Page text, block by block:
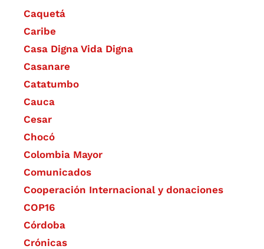
Caquetá
Caribe
Casa Digna Vida Digna
Casanare
Catatumbo
Cauca
Cesar
Chocó
Colombia Mayor
Comunicados
Cooperación Internacional y donaciones
COP16
Córdoba
Crónicas